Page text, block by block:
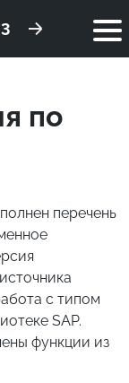
по
перечень
с типом
SAP.
функции из